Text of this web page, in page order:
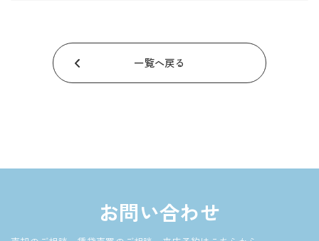
一覧へ戻る
お問い合わせ